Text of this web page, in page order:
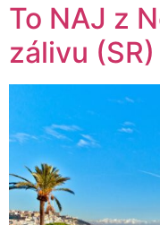
To NAJ z
zálivu (SR)